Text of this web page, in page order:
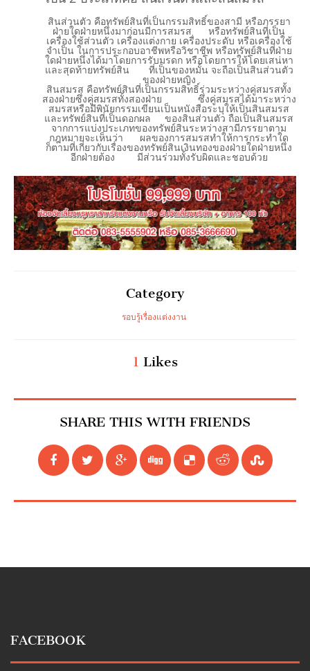
สินส่วนตัว คือทรัพย์สินที่เป็นกรรมสิทธิ์ของสามี หรือภรรยา
ฝ่ายใดฝ่ายหนึ่งมาก่อนมีการสมรส หรือทรัพย์สินที่เป็น
เครื่องใช้ส่วนตัว เครื่องแต่งกาย เครื่องประดับ หรือเครื่องใช้
จำเป็น ในการประกอบอาชีพหรือวิชาชีพ หรือทรัพย์สินที่ฝ่าย
ใดฝ่ายหนึ่งได้มาโดยการรับมรดก หรือโดยการให้โดยเสน่หา
และสุดท้ายทรัพย์สิน ที่เป็นของหมั้น จะถือเป็นสินส่วนตัว
ของฝ่ายหญิง
สินสมรส คือทรัพย์สินที่เป็นกรรมสิทธิ์ร่วมระหว่างคู่สมรสทั้ง
สองฝ่ายซึ่งคู่สมรสทั้งสองฝ่าย ซึ่งคู่สมรสได้มาระหว่าง
สมรสหรือมีพินัยกรรมเขียนเป็นหนังสือระบุให้เป็นสินสมรส
และทรัพย์สินที่เป็นดอกผล ของสินส่วนตัว ถือเป็นสินสมรส
จากการแบ่งประเภทของทรัพย์สินระหว่างสามีภรรยาตาม
กฎหมายจะเห็นว่า ผลของการสมรสทำให้การกระทำใด
ก็ตามที่เกี่ยวกับเรื่องของทรัพย์สินเงินทองของฝ่ายใดฝ่ายหนึ่ง
อีกฝ่ายต้อง มีส่วนร่วมทั้งรับผิดและชอบด้วย
Category
รอบรู้เรื่องแต่งงาน
1 Likes
SHARE THIS WITH FRIENDS
FACEBOOK